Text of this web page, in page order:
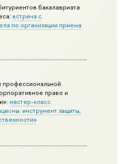
бакалавриата
встреча с
по организации приема
профессиональной
право и
мастер-класс
инструмент защиты,